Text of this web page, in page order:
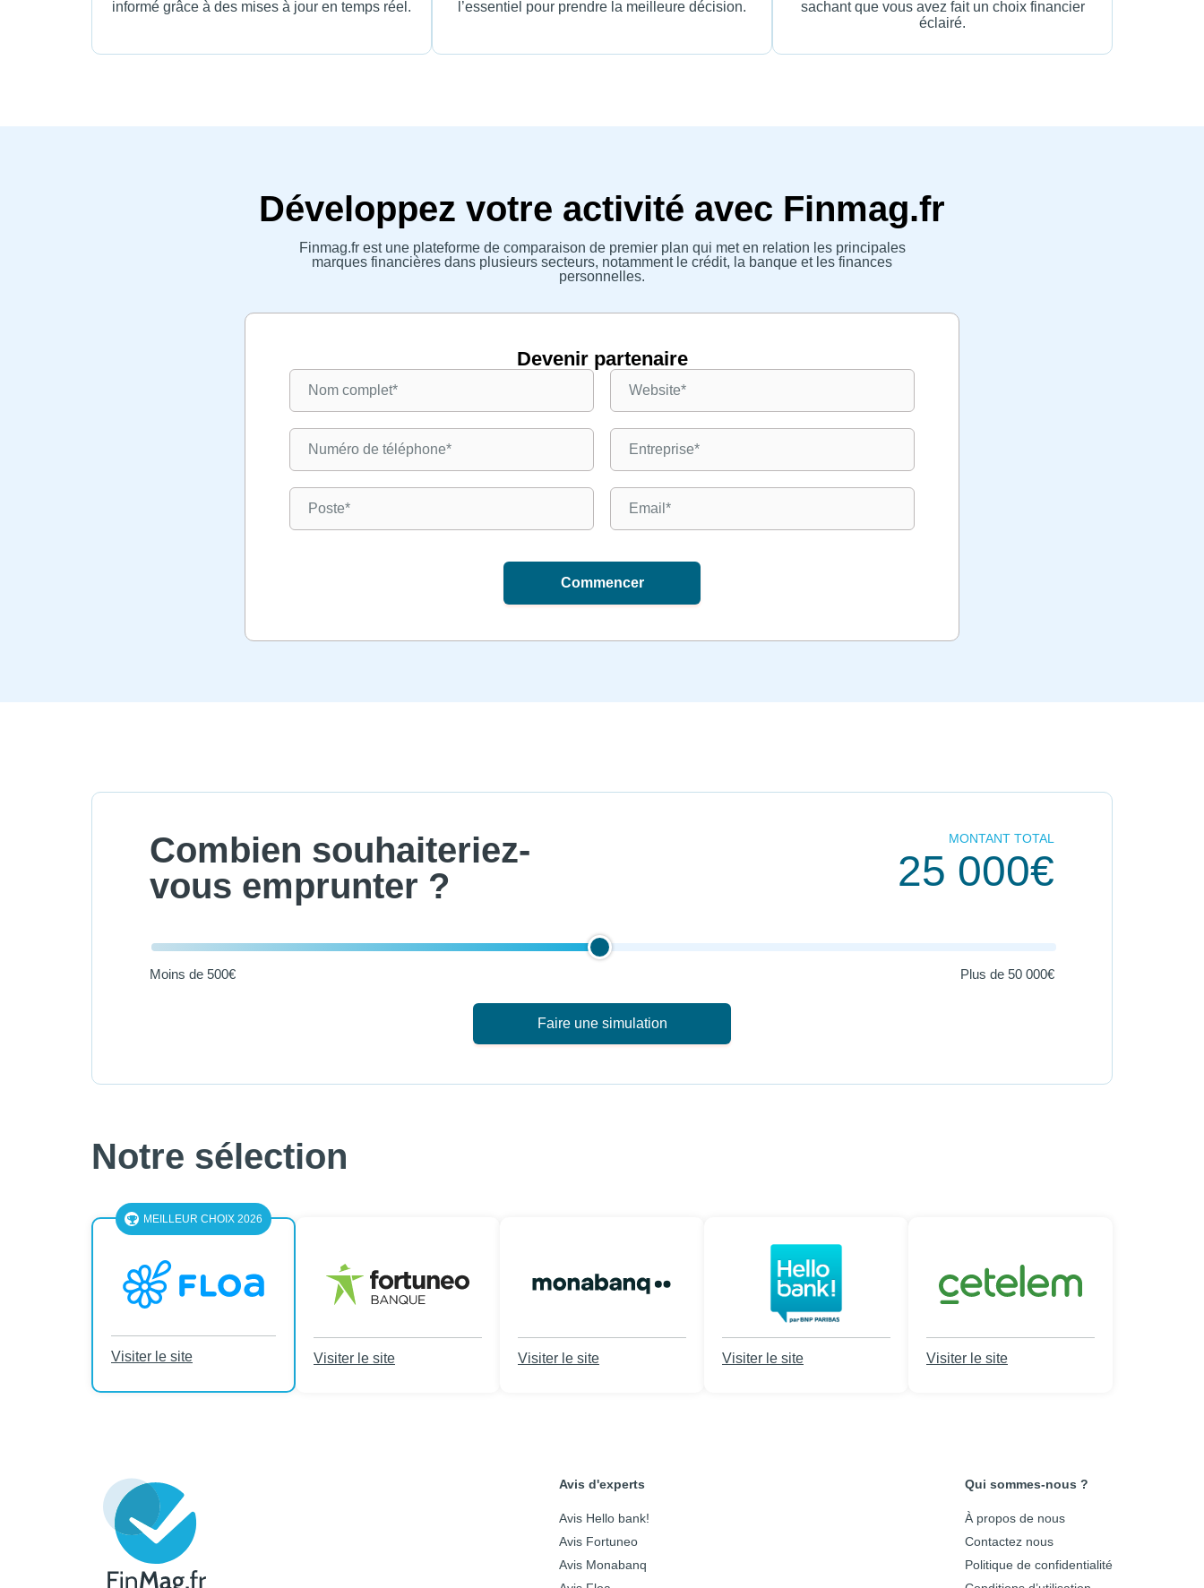
informé grâce à des mises à jour en temps réel.
l’essentiel pour prendre la meilleure décision.
sachant que vous avez fait un choix financier
éclairé.
Développez votre activité avec Finmag.fr
Finmag.fr est une plateforme de comparaison de premier plan qui met en relation les principales
marques financières dans plusieurs secteurs, notamment le crédit, la banque et les finances
personnelles.
Devenir partenaire
Commencer
Combien souhaiteriez-
vous emprunter ?
MONTANT TOTAL
25 000€
Moins de 500€ Plus de 50 000€
Faire une simulation
Notre sélection
MEILLEUR CHOIX 2026
Visiter le site Visiter le site Visiter le site Visiter le site Visiter le site
Avis d'experts
Avis Hello bank!
Avis Fortuneo
Avis Monabanq
Qui sommes-nous ?
À propos de nous
Contactez nous
Politique de confidentialité